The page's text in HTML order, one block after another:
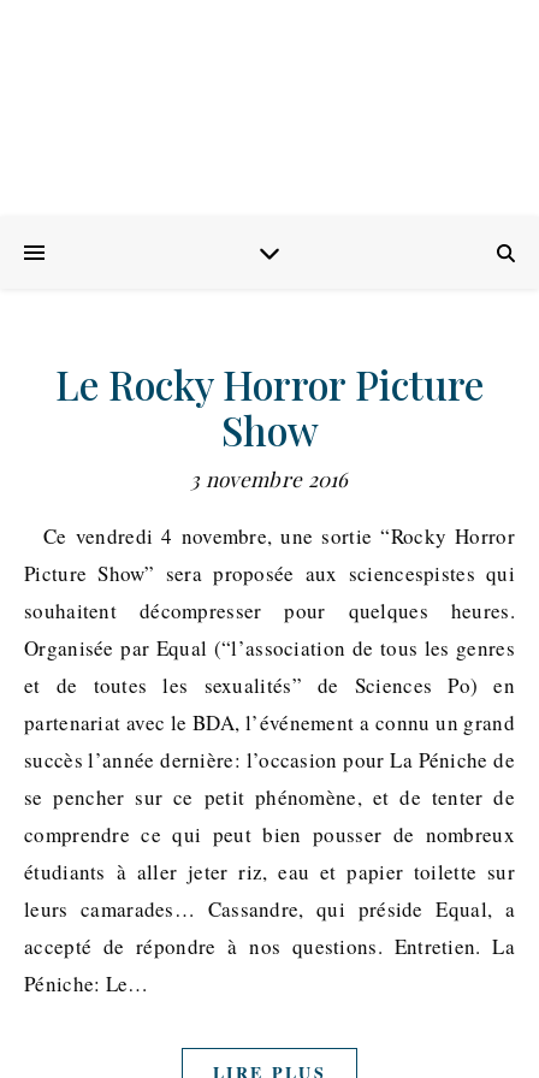
Le Rocky Horror Picture
Show
3 novembre 2016
Ce vendredi 4 novembre, une sortie “Rocky Horror
Picture Show” sera proposée aux sciencespistes qui
souhaitent décompresser pour quelques heures.
Organisée par Equal (“l’association de tous les genres
et de toutes les sexualités” de Sciences Po) en
partenariat avec le BDA, l’événement a connu un grand
succès l’année dernière: l’occasion pour La Péniche de
se pencher sur ce petit phénomène, et de tenter de
comprendre ce qui peut bien pousser de nombreux
étudiants à aller jeter riz, eau et papier toilette sur
leurs camarades… Cassandre, qui préside Equal, a
accepté de répondre à nos questions. Entretien. La
Péniche: Le…
LIRE PLUS